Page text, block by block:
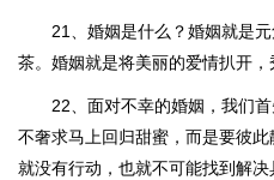
21、婚姻是什么？婚姻就是
茶。婚姻就是将美丽的爱情扒开，
22、面对不幸的婚姻，我们
不奢求马上回归甜蜜，而是要彼
就没有行动，也就不可能找到解决